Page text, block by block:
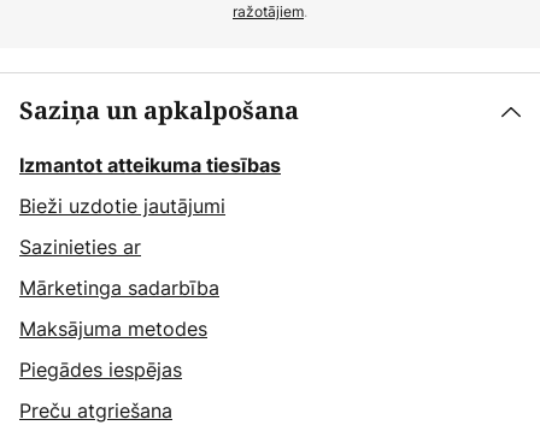
ražotājiem.
Saziņa un apkalpošana
Izmantot atteikuma tiesības
Bieži uzdotie jautājumi
Sazinieties ar
Mārketinga sadarbība
Maksājuma metodes
Piegādes iespējas
Preču atgriešana